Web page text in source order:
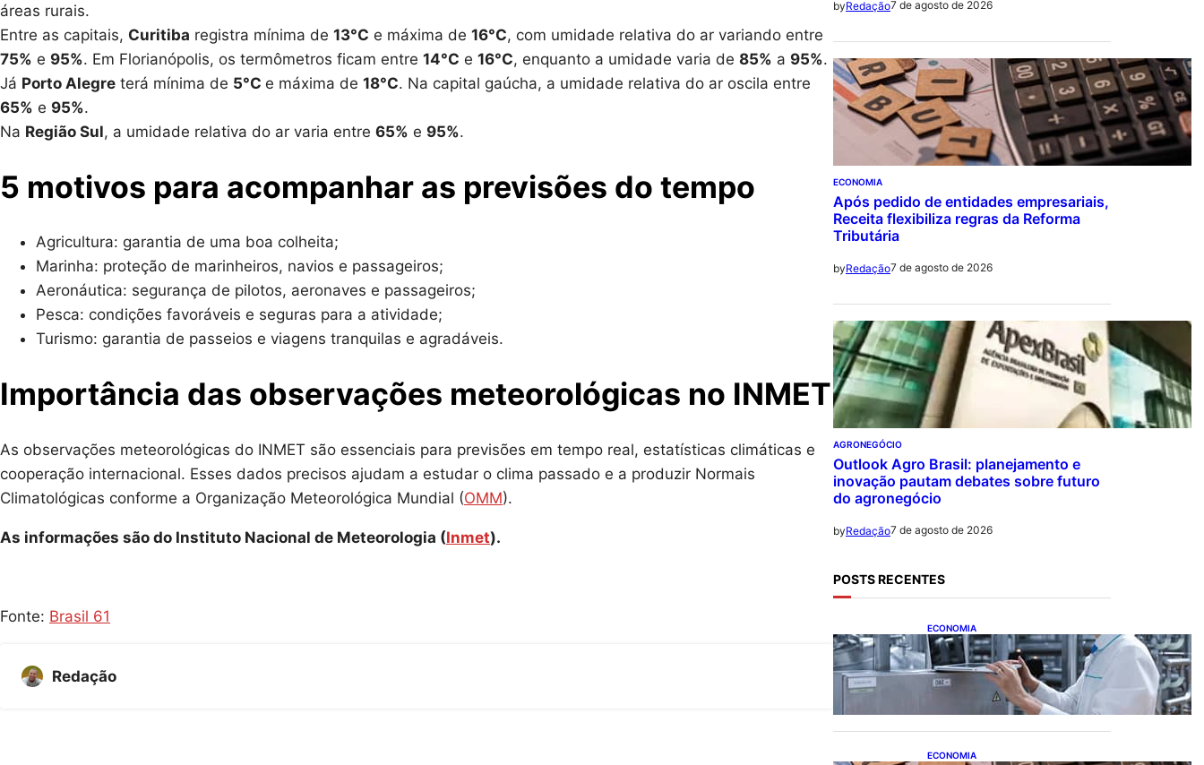
áreas rurais.
Entre as capitais, Curitiba registra mínima de 13°C e máxima de 16°C, com umidade relativa do ar variando entre
75% e 95%. Em Florianópolis, os termômetros ficam entre 14°C e 16°C, enquanto a umidade varia de 85% a 95%.
Já Porto Alegre terá mínima de 5°C e máxima de 18°C. Na capital gaúcha, a umidade relativa do ar oscila entre
65% e 95%.
Na Região Sul, a umidade relativa do ar varia entre 65% e 95%.
5 motivos para acompanhar as previsões do tempo
Agricultura: garantia de uma boa colheita;
Marinha: proteção de marinheiros, navios e passageiros;
Aeronáutica: segurança de pilotos, aeronaves e passageiros;
Pesca: condições favoráveis e seguras para a atividade;
Turismo: garantia de passeios e viagens tranquilas e agradáveis.
Importância das observações meteorológicas no INMET
As observações meteorológicas do INMET são essenciais para previsões em tempo real, estatísticas climáticas e
cooperação internacional. Esses dados precisos ajudam a estudar o clima passado e a produzir Normais
Climatológicas conforme a Organização Meteorológica Mundial (OMM).
As informações são do Instituto Nacional de Meteorologia (Inmet).
Fonte: Brasil 61
Redação
byRedação7 de agosto de 2026
ECONOMIA
Após pedido de entidades empresariais,
Receita flexibiliza regras da Reforma
Tributária
byRedação7 de agosto de 2026
AGRONEGÓCIO
Outlook Agro Brasil: planejamento e
inovação pautam debates sobre futuro
do agronegócio
byRedação7 de agosto de 2026
POSTS RECENTES
ECONOMIA
CNI: indústria investe em
máquinas novas, mas
modernização tecnológica
avança lentamente
ECONOMIA